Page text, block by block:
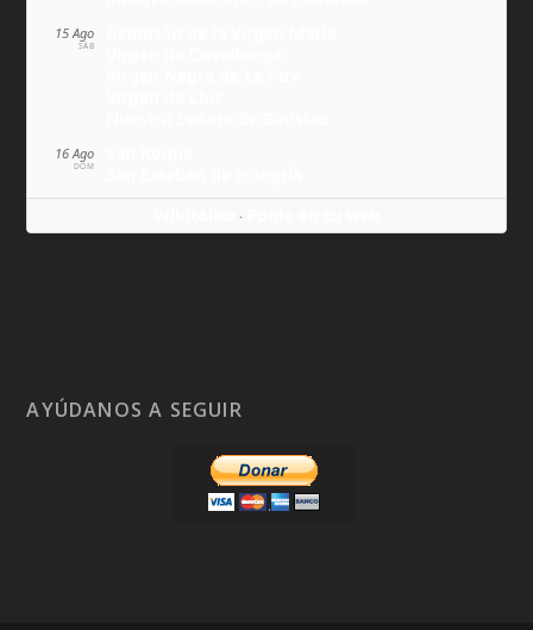
15 Ago
SÁB
16 Ago
DOM
·
AYÚDANOS A SEGUIR